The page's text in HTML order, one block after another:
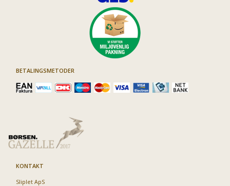
BETALINGSMETODER
KONTAKT
Sliplet ApS